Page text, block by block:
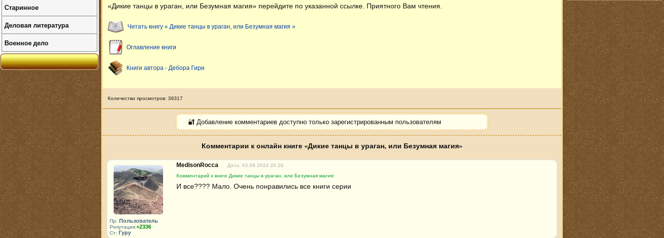
«Дикие танцы в ураган, или Безумная магия» перейдите по указанной ссылке. Приятного Вам чтения.
Читать книгу « Дикие танцы в ураган, или Безумная магия »
Оглавление книги
Книги автора - Дебора Гири
Количество просмотров: 39317
🔐 Добавление комментариев доступно только зарегистрированным пользователям
Комментарии к онлайн книге «Дикие танцы в ураган, или Безумная магия»
Пр: Пользователь
Репутация:+2336
Ст: Гуру
MedisonRocca
Дата: 03.08.2024 20:26
Комментарий к книге Дикие танцы в ураган, или Безумная магия:
И все???? Мало. Очень понравились все книги серии
Старинное
Деловая литература
Военное дело